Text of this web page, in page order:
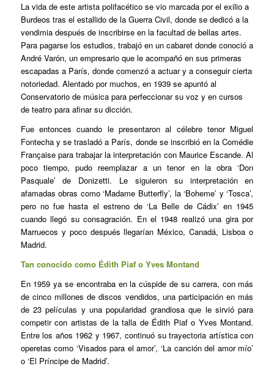
La vida de este artista polifacético se vio marcada por el exilio a
Burdeos tras el estallido de la Guerra Civil, donde se dedicó a la
vendimia después de inscribirse en la facultad de bellas artes.
Para pagarse los estudios, trabajó en un cabaret donde conoció a
André Varón, un empresario que le acompañó en sus primeras
escapadas a París, donde comenzó a actuar y a conseguir cierta
notoriedad. Alentado por muchos, en 1939 se apuntó al
Conservatorio de música para perfeccionar su voz y en cursos
de teatro para afinar su dicción.
Fue entonces cuando le presentaron al célebre tenor Miguel
Fontecha y se trasladó a París, donde se inscribió en la Comédie
Française para trabajar la interpretación con Maurice Escande. Al
poco tiempo, pudo reemplazar a un tenor en la obra ‘Don
Pasquale’ de Donizetti. Le siguieron su interpretación en
afamadas obras como ‘Madame Butterfly’, la ‘Boheme’ y ‘Tosca’,
pero no fue hasta el estreno de ‘La Belle de Cádix’ en 1945
cuando llegó su consagración. En el 1948 realizó una gira por
Marruecos y poco después llegarían México, Canadá, Lisboa o
Madrid.
Tan conocido como Édith Piaf o Yves Montand
En 1959 ya se encontraba en la cúspide de su carrera, con más
de cinco millones de discos vendidos, una participación en más
de 23 películas y una popularidad grandiosa que le sirvió para
competir con artistas de la talla de Édith Piaf o Yves Montand.
Entre los años 1962 y 1967, continuó su trayectoria artística con
operetas como ‘Visados para el amor’, ‘La canción del amor mío’
o ‘El Príncipe de Madrid’.